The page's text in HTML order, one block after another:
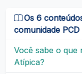
Os 6
comunidade PCD
Você sabe o que
Atípica?